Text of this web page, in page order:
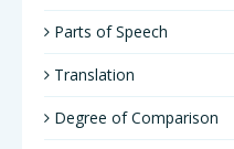
Parts of Speech
Translation
Degree of Comparison